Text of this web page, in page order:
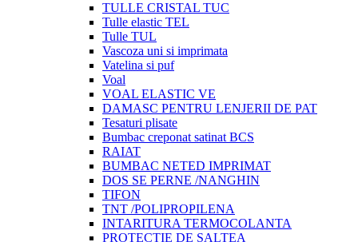
TULLE CRISTAL TUC
Tulle elastic TEL
Tulle TUL
Vascoza uni si imprimata
Vatelina si puf
Voal
VOAL ELASTIC VE
DAMASC PENTRU LENJERII DE PAT
Tesaturi plisate
Bumbac creponat satinat BCS
RAIAT
BUMBAC NETED IMPRIMAT
DOS SE PERNE /NANGHIN
TIFON
TNT /POLIPROPILENA
INTARITURA TERMOCOLANTA
PROTECTIE DE SALTEA